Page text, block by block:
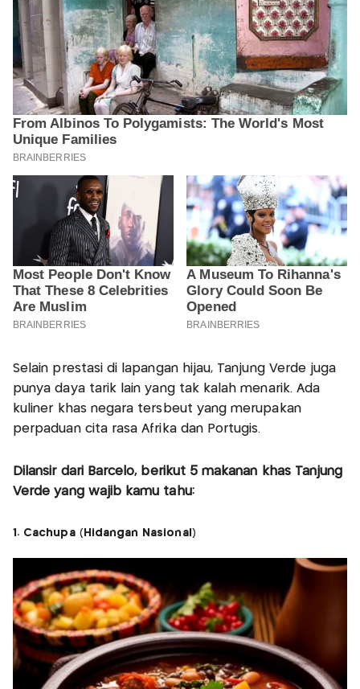
Selain prestasi di lapangan hijau, Tanjung Verde juga
punya daya tarik lain yang tak kalah menarik. Ada
kuliner khas negara tersbeut yang merupakan
perpaduan cita rasa Afrika dan Portugis.
Dilansir dari Barcelo, berikut 5 makanan khas Tanjung
Verde yang wajib kamu tahu:
1. Cachupa (Hidangan Nasional)